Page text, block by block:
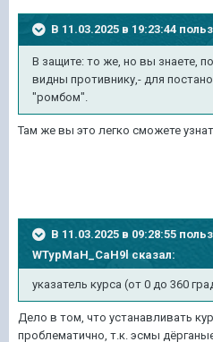
В 11.03.2025 в 19:23:44
В защите: то же, но вы знаете,
видны противнику,- для
"ромбом".
Там же вы это легко сможете
В 11.03.2025 в 09:28:55
WTypMaH_CaH9l сказал:
указатель курса (от 0 до 360
Дело в том, что устанавливать
проблематично, т.к. эсмы